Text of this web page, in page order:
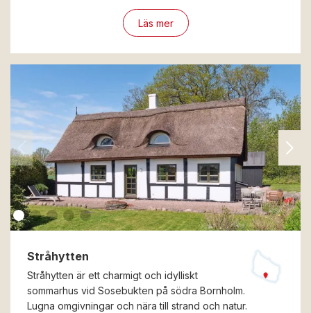
Läs mer
Stråhytten
Stråhytten är ett charmigt och idylliskt
sommarhus vid Sosebukten på södra Bornholm.
Lugna omgivningar och nära till strand och natur.